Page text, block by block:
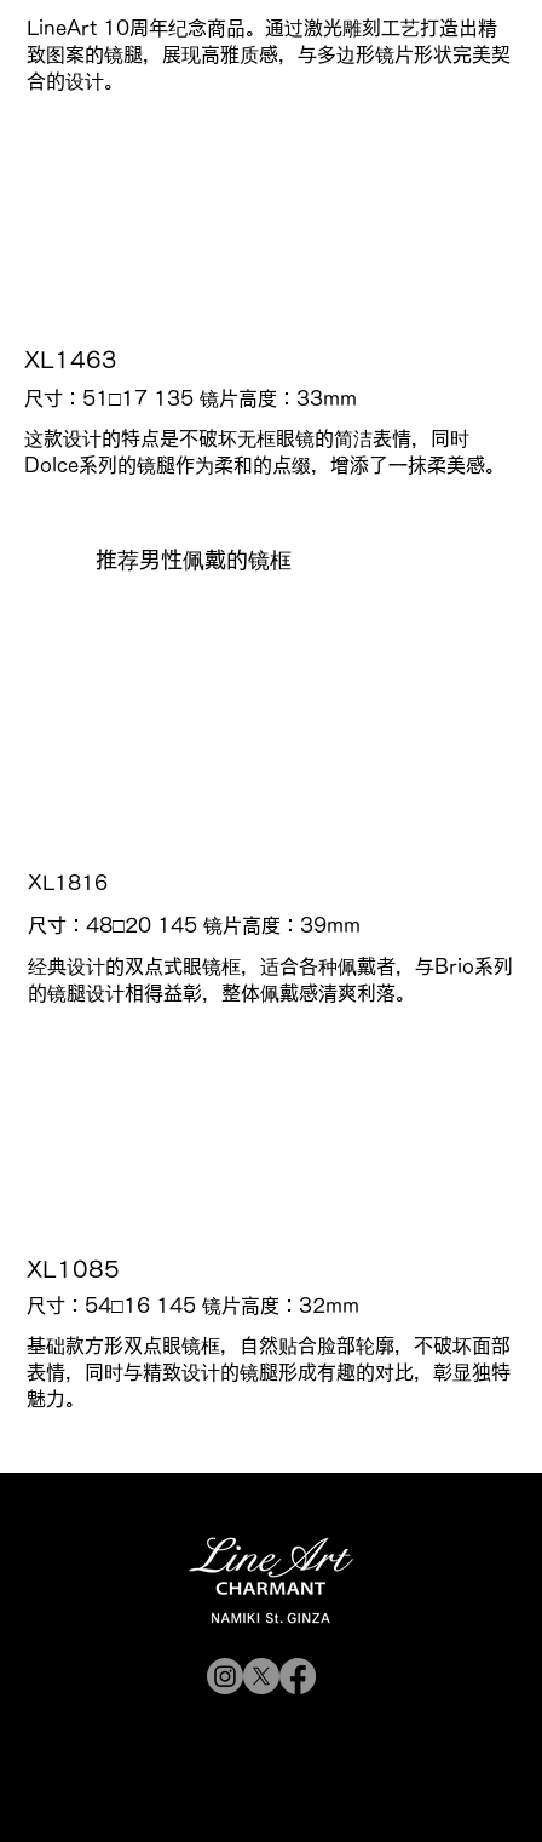
LineArt 10周年纪念商品。通过激光雕刻工艺打造出精
致图案的镜腿，展现高雅质感，与多边形镜片形状完美契
合的设计。
XL1463
尺寸：51□17 135 镜片高度： 33mm
这款设计的特点是不破坏无框眼镜的简洁表情，同时
Dolce系列的镜腿作为柔和的点缀，增添了一抹柔美感。
推荐男性佩戴的镜框
XL1816
尺寸：48□20 145 镜片高度： 39mm
经典设计的双点式眼镜框，适合各种佩戴者，与Brio系列
的镜腿设计相得益彰，整体佩戴感清爽利落。
XL1085
尺寸：54□16 145 镜片高度：32mm
基础款方形双点眼镜框，自然贴合脸部轮廓，不破坏面部
表情，同时与精致设计的镜腿形成有趣的对比，彰显独特
魅力。